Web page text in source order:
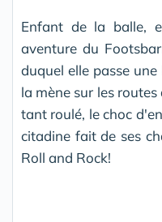
Enfant de la balle,
aventure du
duquel elle passe
la mène sur les
tant roulé, le choc
citadine fait de ses
Roll and Rock!